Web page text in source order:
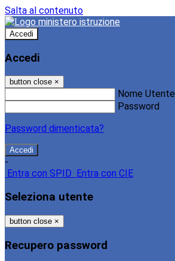
Salta al contenuto
Accedi
Accedi
button close ×
Nome Utente
Password
Password dimenticata?
-
Entra con SPID
Entra con CIE
Seleziona utente
button close ×
Recupero password